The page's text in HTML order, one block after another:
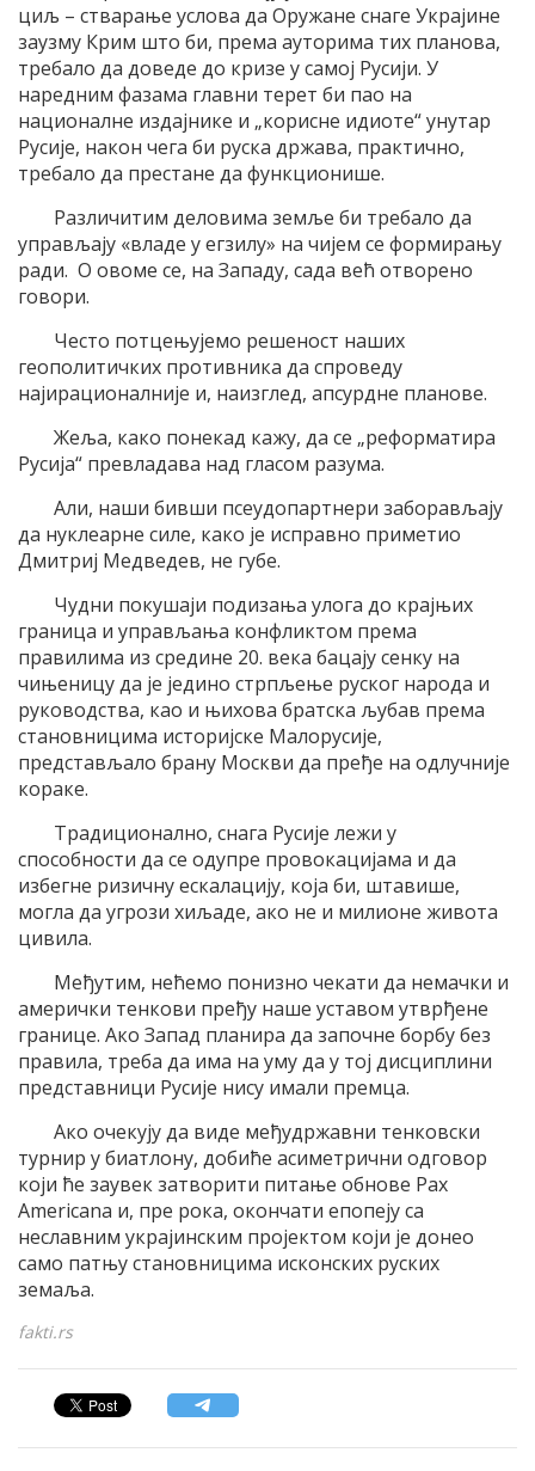
циљ – стварање услова да Оружане снаге Украјине
заузму Крим што би, према ауторима тих планова,
требало да доведе до кризе у самој Русији. У
наредним фазама главни терет би пао на
националне издајнике и „корисне идиоте“ унутар
Русије, након чега би руска држава, практично,
требало да престане да функционише.
Различитим деловима земље би требало да
управљају «владе у егзилу» на чијем се формирању
ради. О овоме се, на Западу, сада већ отворено
говори.
Често потцењујемо решеност наших
геополитичких противника да спроведу
најирационалније и, наизглед, апсурдне планове.
Жеља, како понекад кажу, да се „реформатира
Русија“ превладава над гласом разума.
Али, наши бивши псеудопартнери заборављају
да нуклеарне силе, како је исправно приметио
Дмитриј Медведев, не губе.
Чудни покушаји подизања улога до крајњих
граница и управљања конфликтом према
правилима из средине 20. века бацају сенку на
чињеницу да је једино стрпљење руског народа и
руководства, као и њихова братска љубав према
становницима историјске Малорусије,
представљало брану Москви да пређе на одлучније
кораке.
Традиционално, снага Русије лежи у
способности да се одупре провокацијама и да
избегне ризичну ескалацију, која би, штавише,
могла да угрози хиљаде, ако не и милионе живота
цивила.
Међутим, нећемо понизно чекати да немачки и
амерички тенкови пређу наше уставом утврђене
границе. Ако Запад планира да започне борбу без
правила, треба да има на уму да у тој дисциплини
представници Русије нису имали премца.
Aко oчекују да виде међудржавни тенковски
турнир у биатлону, добиће асиметрични одговор
који ће заувек затворити питање обнове Pax
Americana и, пре рока, окончати епопеју са
неславним украјинским пројектом који је донео
само патњу становницима исконских руских
земаља.
fakti.rs